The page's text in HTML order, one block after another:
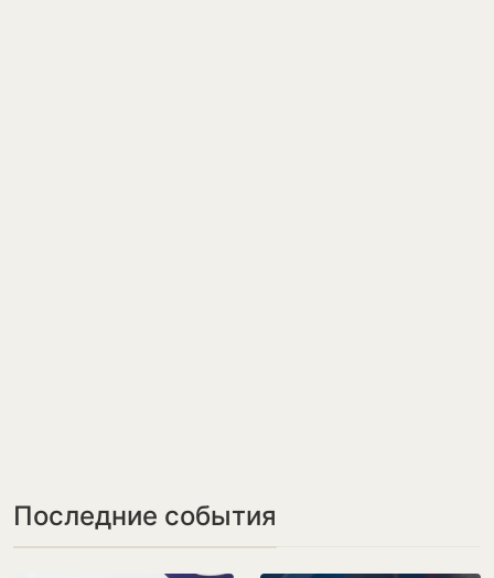
Последние события